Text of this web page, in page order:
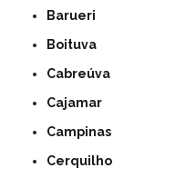
Barueri
Boituva
Cabreúva
Cajamar
Campinas
Cerquilho